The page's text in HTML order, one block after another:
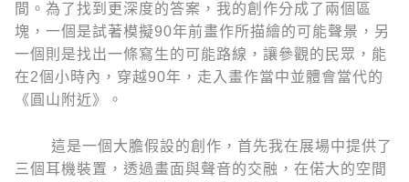
間。為了找到更深度的答案，我的創作分成了兩個區
塊，一個是試著模擬90年前畫作所描繪的可能聲景，另
一個則是找出一條寫生的可能路線，讓參觀的民眾，能
在2個小時內，穿越90年，走入畫作當中並體會當代的
《圓山附近》。
這是一個大膽假設的創作，首先我在展場中提供了
三個耳機裝置，透過畫面與聲音的交融，在偌大的空間